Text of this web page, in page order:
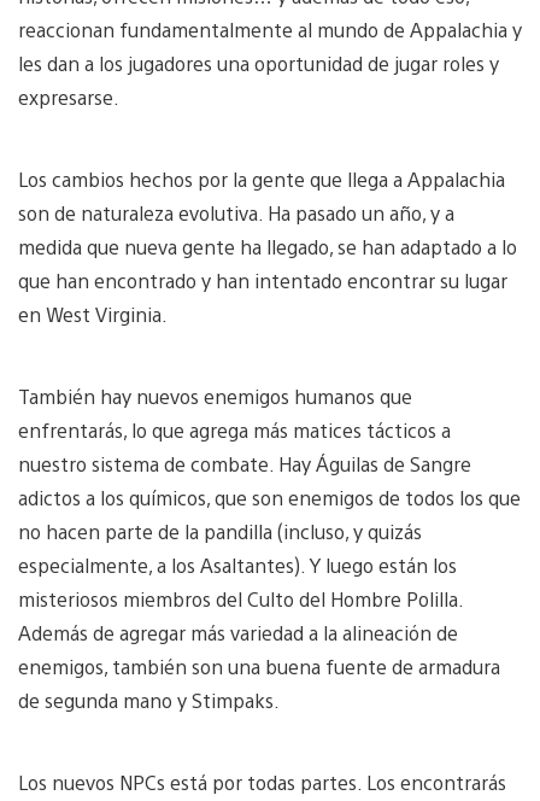
reaccionan fundamentalmente al mundo de Appalachia y
les dan a los jugadores una oportunidad de jugar roles y
expresarse.
Los cambios hechos por la gente que llega a Appalachia
son de naturaleza evolutiva. Ha pasado un año, y a
medida que nueva gente ha llegado, se han adaptado a lo
que han encontrado y han intentado encontrar su lugar
en West Virginia.
También hay nuevos enemigos humanos que
enfrentarás, lo que agrega más matices tácticos a
nuestro sistema de combate. Hay Águilas de Sangre
adictos a los químicos, que son enemigos de todos los que
no hacen parte de la pandilla (incluso, y quizás
especialmente, a los Asaltantes). Y luego están los
misteriosos miembros del Culto del Hombre Polilla.
Además de agregar más variedad a la alineación de
enemigos, también son una buena fuente de armadura
de segunda mano y Stimpaks.
Los nuevos NPCs está por todas partes. Los encontrarás